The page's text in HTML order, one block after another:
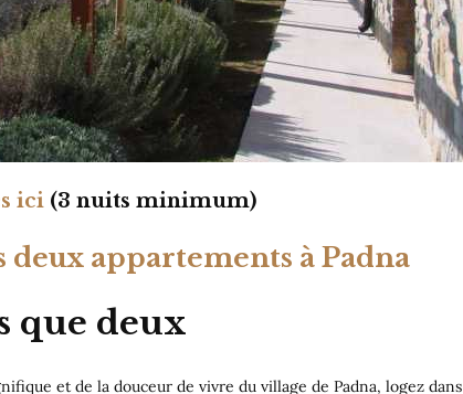
ici (3 nuits minimum)
deux appartements à Padna
que deux
et de la douceur de vivre du village de Padna, logez dans